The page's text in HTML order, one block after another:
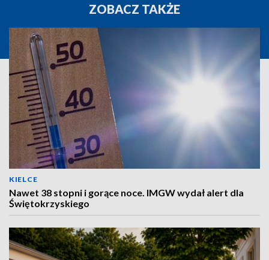
ZOBACZ TAKŻE
KIELCE
Nawet 38 stopni i gorące noce. IMGW wydał alert dla
Świętokrzyskiego